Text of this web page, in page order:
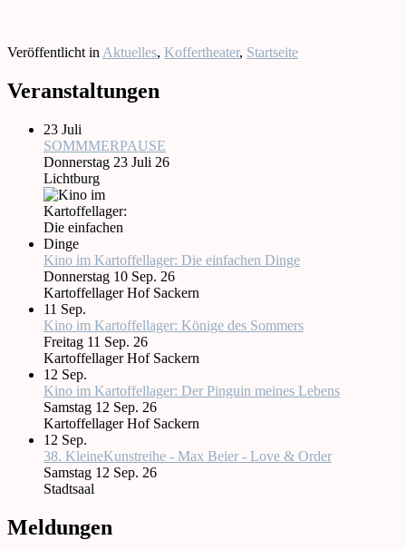
Veröffentlicht in Aktuelles, Koffertheater, Startseite
Veranstaltungen
23 Juli
SOMMMERPAUSE
Donnerstag 23 Juli 26
Lichtburg
Kino im Kartoffellager: Die einfachen Dinge
Donnerstag 10 Sep. 26
Kartoffellager Hof Sackern
11 Sep.
Kino im Kartoffellager: Könige des Sommers
Freitag 11 Sep. 26
Kartoffellager Hof Sackern
12 Sep.
Kino im Kartoffellager: Der Pinguin meines Lebens
Samstag 12 Sep. 26
Kartoffellager Hof Sackern
12 Sep.
38. KleineKunstreihe - Max Beier - Love & Order
Samstag 12 Sep. 26
Stadtsaal
Meldungen